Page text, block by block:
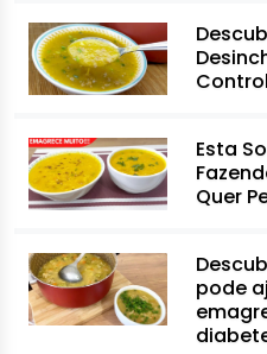
Esta
Quer
pode